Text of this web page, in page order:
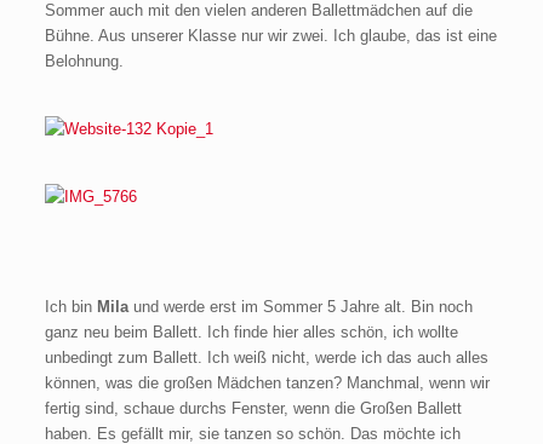
Sommer auch mit den vielen anderen Ballettmädchen auf die
Bühne. Aus unserer Klasse nur wir zwei. Ich glaube, das ist eine
Belohnung.
Ich bin Milaund werde erst im Sommer 5 Jahre alt. Bin noch
ganz neu beim Ballett. Ich finde hier alles schön, ich wollte
unbedingt zum Ballett. Ich weiß nicht, werde ich das auch alles
können, was die großen Mädchen tanzen? Manchmal, wenn wir
fertig sind, schaue durchs Fenster, wenn die Großen Ballett
haben. Es gefällt mir, sie tanzen so schön. Das möchte ich